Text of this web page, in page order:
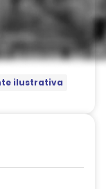
ilustrativa